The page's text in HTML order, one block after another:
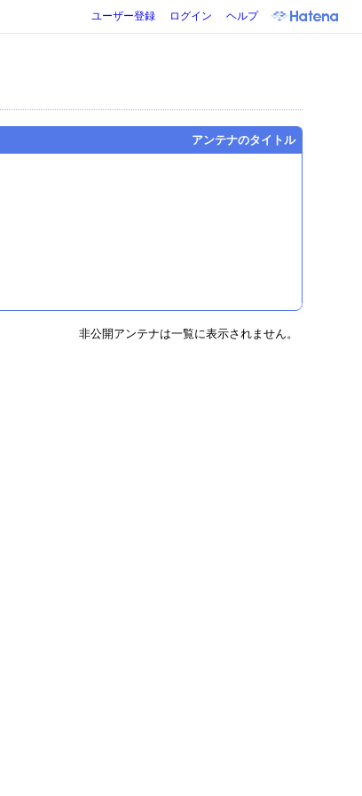
ユーザー登録 ログイン ヘルプ
アンテナのタイトル
非公開アンテナは一覧に表示されません。